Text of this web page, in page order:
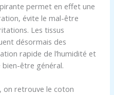
permet en effet une
évite le mal-être
Les tissus
désormais des
rapide de l’humidité et
être général.
on retrouve le coton